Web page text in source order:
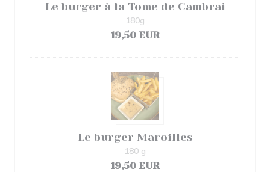
Le burger à la Tome de Cambrai
19,50 EUR
180g
Le burger Maroilles
19,50 EUR
180 g